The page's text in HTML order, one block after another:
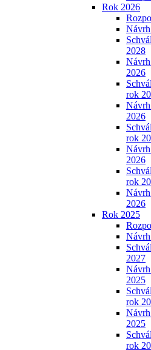
Rok 2026
2028
2026
rok
2026
rok
2026
rok
2026
Rok 2025
2027
2025
rok
2025
rok